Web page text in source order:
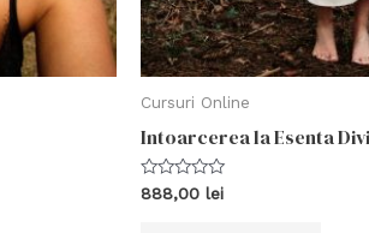
Cursuri Online
Intoarcerea la Esenta
Evaluat
888,00 lei